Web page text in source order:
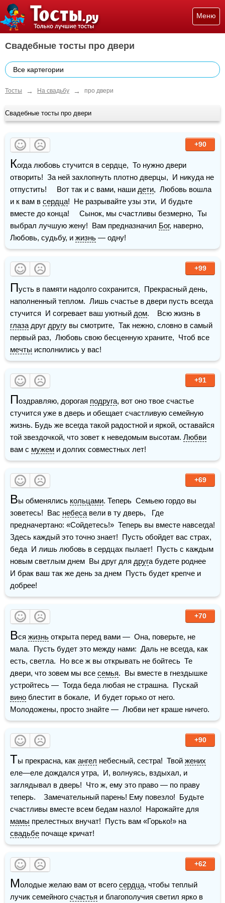
Меню
Свадебные тосты про двери
Все картегории
Тосты → На свадьбу → про двери
Свадебные тосты про двери
+90
Когда любовь стучится в сердце,  То нужно двери
отворить!  За ней захлопнуть плотно дверцы,  И никуда не
отпустить!     Вот так и с вами, наши дети,  Любовь вошла
и к вам в сердца!  Не разрывайте узы эти,  И будьте
вместе до конца!     Сынок, мы счастливы безмерно,  Ты
выбрал лучшую жену!  Вам предназначил Бог, наверно,
Любовь, судьбу, и жизнь — одну!
+99
Пусть в памяти надолго сохранится,  Прекрасный день,
наполненный теплом.  Лишь счастье в двери пусть всегда
стучится  И согревает ваш уютный дом
глаза друг другу вы смотрите,  Так нежно, словно в самый
мечты исполнились у вас!
+91
Поздравляю, дорогая подруга, вот оно твое счастье
стучится уже в дверь и обещает счастливую семейную
жизнь. Будь же всегда такой радостной и яркой, оставайся
той звездочкой, что зовет к неведомым высотам. Любви
вам с мужем и долгих совместных лет!
+69
Вы обменялись кольцами. Теперь  Семьею гордо вы
зоветесь!  Вас небеса вели в ту дверь,   Где
предначертано: «Сойдетесь!»  Теперь вы вместе навсегда!
Здесь каждый это точно знает!  Пусть обойдет вас страх,
беда  И лишь любовь в сердцах пылает!  Пусть с каждым
новым светлым днем  Вы друг для друга будете роднее
И брак ваш так же день за днем  Пусть будет крепче и
добрее!
+70
Вся жизнь открыта перед вами —  Она, поверьте, не
мала.  Пусть будет это между нами:  Даль не всегда, как
есть, светла.  Но все ж вы открывать не бойтесь  Те
двери, что зовем мы все семья.  Вы вместе в гнездышке
вино блестит в бокале,  И будет горько от него.
Молодожены, просто знайте —  Любви нет краше ничего.
+90
Ты прекрасна, как ангел небесный, сестра!  Твой жених
еле—еле дождался утра,  И, волнуясь, вздыхал, и
заглядывал в дверь!  Что ж, ему это право — по праву
теперь.    Замечательный парень! Ему повезло!  Будьте
мамы
свадьбе почаще кричат!
+62
Молодые желаю вам от всего сердца, чтобы теплый
лучик семейного счастья и благополучия светил ярко в